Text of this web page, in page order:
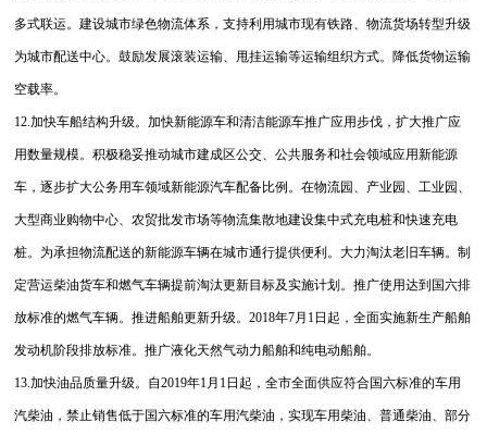
多式联运。建设城市绿色物流体系，支持利用城市现有铁路、物流货场转型升级
为城市配送中心。鼓励发展滚装运输、甩挂运输等运输组织方式。降低货物运输
空载率。
12.加快车船结构升级。加快新能源车和清洁能源车推广应用步伐，扩大推广应
用数量规模。积极稳妥推动城市建成区公交、公共服务和社会领域应用新能源
车，逐步扩大公务用车领域新能源汽车配备比例。在物流园、产业园、工业园、
大型商业购物中心、农贸批发市场等物流集散地建设集中式充电桩和快速充电
桩。为承担物流配送的新能源车辆在城市通行提供便利。大力淘汰老旧车辆。制
定营运柴油货车和燃气车辆提前淘汰更新目标及实施计划。推广使用达到国六排
放标准的燃气车辆。推进船舶更新升级。2018年7月1日起，全面实施新生产船舶
发动机阶段排放标准。推广液化天然气动力船舶和纯电动船舶。
13.加快油品质量升级。自2019年1月1日起，全市全面供应符合国六标准的车用
汽柴油，禁止销售低于国六标准的车用汽柴油，实现车用柴油、普通柴油、部分